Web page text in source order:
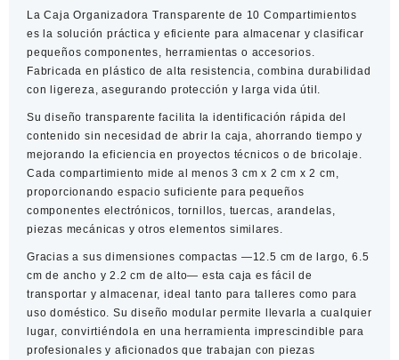
LaCaja Organizadora Transparente de 10 Compartimientos
es la solución práctica y eficiente para almacenar y clasificar
pequeños componentes, herramientas o accesorios.
Fabricada en plástico de alta resistencia, combina durabilidad
con ligereza, asegurando protección y larga vida útil.
Su diseño transparente facilita la identificación rápida del
contenido sin necesidad de abrir la caja, ahorrando tiempo y
mejorando la eficiencia en proyectos técnicos o de bricolaje.
Cada compartimiento mide al menos 3 cm x 2 cm x 2 cm,
proporcionando espacio suficiente para pequeños
componentes electrónicos, tornillos, tuercas, arandelas,
piezas mecánicas y otros elementos similares.
Gracias a sus dimensiones compactas —12.5 cm de largo, 6.5
cm de ancho y 2.2 cm de alto— esta caja es fácil de
transportar y almacenar, ideal tanto para talleres como para
uso doméstico. Su diseño modular permite llevarla a cualquier
lugar, convirtiéndola en una herramienta imprescindible para
profesionales y aficionados que trabajan con piezas